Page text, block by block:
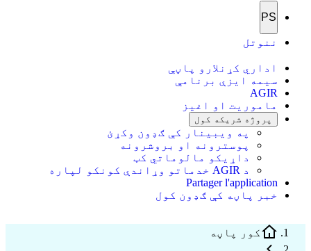
PS
ننوتل
اداري کړنلارو پاڼې
سیمه ایزې برنامې
AGIR
ماموریت او اغیز
پروژه شریکه کول
په ویبینار کې ګډون وکړئ
پوسترونه او بروشرونه
داړیکو مالوماتي کټ
د AGIR خدماتو وړاندې کونکو لپاره
Partager l'application
خبر پاڼه کې ګډون کول
کور پاڼه